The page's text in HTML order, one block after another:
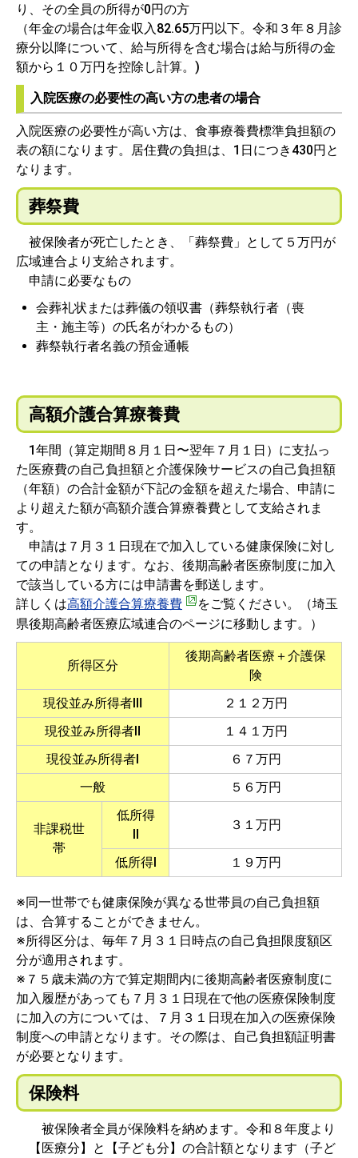
り、その全員の所得が0円の方
（年金の場合は年金収入82.65万円以下。令和３年８月診
療分以降について、給与所得を含む場合は給与所得の金
額から１０万円を控除し計算。)
入院医療の必要性の高い方の患者の場合
入院医療の必要性が高い方は、食事療養費標準負担額の
表の額になります。居住費の負担は、1日につき430円と
なります。
葬祭費
被保険者が死亡したとき、「葬祭費」として５万円が
広域連合より支給されます。
申請に必要なもの
会葬礼状または葬儀の領収書（葬祭執行者（喪
主・施主等）の氏名がわかるもの）
葬祭執行者名義の預金通帳
高額介護合算療養費
1年間（算定期間８月１日〜翌年７月１日）に支払っ
た医療費の自己負担額と介護保険サービスの自己負担額
（年額）の合計金額が下記の金額を超えた場合、申請に
より超えた額が高額介護合算療養費として支給されま
す。
申請は７月３１日現在で加入している健康保険に対し
ての申請となります。なお、後期高齢者医療制度に加入
で該当している方には申請書を郵送します。
詳しくは高額介護合算療養費
をご覧ください。（埼玉
県後期高齢者医療広域連合のページに移動します。）
所得区分
後期高齢者医療＋介護保
険
現役並み所得者Ⅲ
２１２万円
現役並み所得者Ⅱ
１４１万円
現役並み所得者Ⅰ
６７万円
一般
５６万円
非課税世
帯
低所得
Ⅱ
３１万円
低所得Ⅰ １９万円
※同一世帯でも健康保険が異なる世帯員の自己負担額
は、合算することができません。
※所得区分は、毎年７月３１日時点の自己負担限度額区
分が適用されます。
※７５歳未満の方で算定期間内に後期高齢者医療制度に
加入履歴があっても７月３１日現在で他の医療保険制度
に加入の方については、７月３１日現在加入の医療保険
制度への申請となります。その際は、自己負担額証明書
が必要となります。
保険料
被保険者全員が保険料を納めます。令和８年度より
【医療分】と【子ども分】の合計額となります（子ど